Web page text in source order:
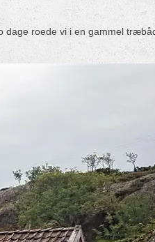
roede vi i en gammel